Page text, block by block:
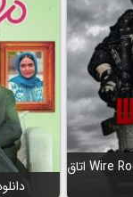
دانلود فیلم Wire Room 2022 اتاق